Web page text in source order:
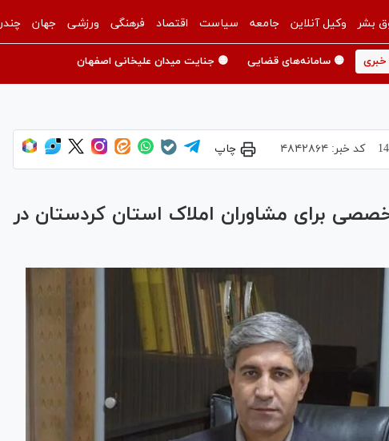
بشر وکیل آنلاین جامعه سیاست اقتصاد فرهنگی ورزشی جهان
خبری 🟡 سامانه‌های قضایی 🟡 جنایت میدان علیخانی اصفهان
کد خبر: ۴۸۴۲۸۶۴ چاپ
تخصصی برای مشاوران املاک استان کردستان در